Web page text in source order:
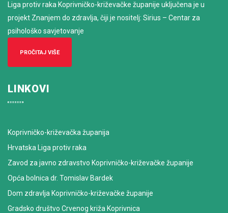
Liga protiv raka Koprivničko-križevačke županije uključena je u
projekt Znanjem do zdravlja, čiji je nositelj: Sirius – Centar za
psihološko savjetovanje
PROČITAJ VIŠE
LINKOVI
Koprivničko-križevačka županija
Hrvatska Liga protiv raka
Zavod za javno zdravstvo Koprivničko-križevačke županije
Opća bolnica dr. Tomislav Bardek
Dom zdravlja Koprivničko-križevačke županije
Gradsko društvo Crvenog križa Koprivnica